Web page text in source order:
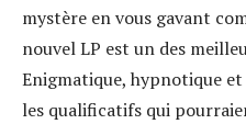
mystère en vous gavant
nouvel LP est un des
Enigmatique, hypnotique
les qualificatifs qui